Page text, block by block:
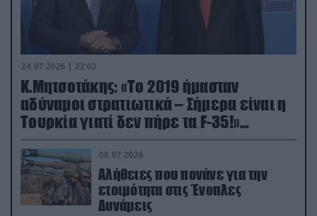
24.07.2026 | 22:02
Κ.Μητσοτάκης: «Το 2019 ήμασταν
αδύναμοι στρατιωτικά – Σήμερα είναι η
Τουρκία γιατί δεν πήρε τα F-35!»
(βίντεο)
09.07.2026
Αλήθειες που πονάνε για την
ετοιμότητα στις Ένοπλες
Δυνάμεις